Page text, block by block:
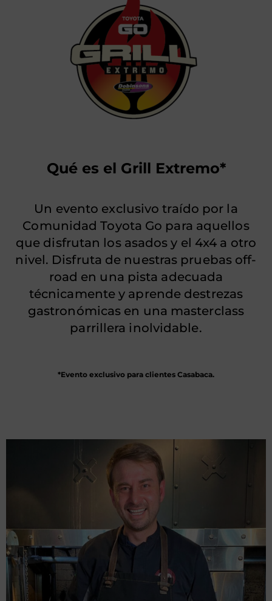
Qué es el Grill Extremo*
Un evento exclusivo traído por la
Comunidad Toyota Go para aquellos
que disfrutan los asados y el 4x4 a otro
nivel. Disfruta de nuestras pruebas off-
road en una pista adecuada
técnicamente y aprende destrezas
gastronómicas en una masterclass
parrillera inolvidable.
*Evento exclusivo para clientes Casabaca.